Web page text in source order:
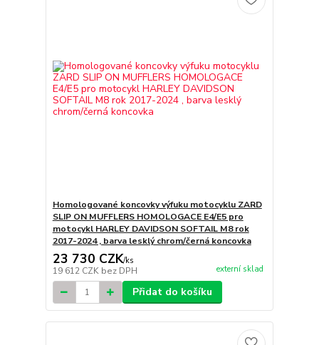
Homologované koncovky výfuku motocyklu ZARD
SLIP ON MUFFLERS HOMOLOGACE E4/E5 pro
motocykl HARLEY DAVIDSON SOFTAIL M8 rok
2017-2024 , barva lesklý chrom/černá koncovka
23 730 CZK/ks
19 612 CZK bez DPH externí sklad
Přidat do košíku